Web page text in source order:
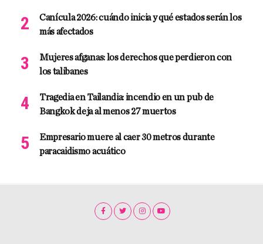
Canícula 2026: cuándo inicia y qué estados serán los
más afectados
Mujeres afganas: los derechos que perdieron con
los talibanes
Tragedia en Tailandia: incendio en un pub de
Bangkok deja al menos 27 muertos
Empresario muere al caer 30 metros durante
paracaidismo acuático